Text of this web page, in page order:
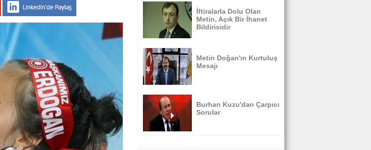
İftiralarla Dolu Olan
Metin, Açık Bir İhanet
Bildirisidir
Metin Doğan'ın Kurtuluş
Mesajı
Burhan Kuzu'dan Çarpıcı
Sorular